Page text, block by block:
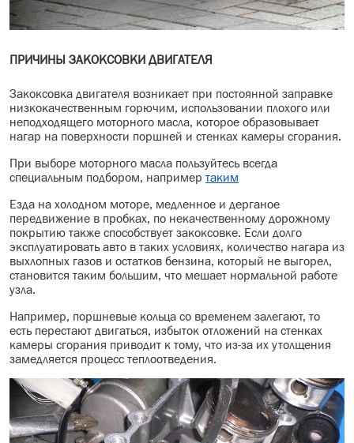
ВСЕ БРЕНДЫ
ПРИЧИНЫ ЗАКОКСОВКИ ДВИГАТЕЛЯ
Закоксовка двигателя возникает при постоянной заправке
низкокачественным горючим, использовании плохого или
неподходящего моторного масла, которое образовывает
нагар на поверхности поршней и стенках камеры сгорания.
При выборе моторного масла пользуйтесь всегда
специальным подбором, например таким
Езда на холодном моторе, медленное и дерганое
передвижение в пробках, по некачественному дорожному
покрытию также способствует закоксовке. Если долго
эксплуатировать авто в таких условиях, количество нагара из
выхлопных газов и остатков бензина, который не выгорел,
становится таким большим, что мешает нормальной работе
узла.
Например, поршневые кольца со временем залегают, то
есть перестают двигаться, избыток отложений на стенках
камеры сгорания приводит к тому, что из-за их утолщения
замедляется процесс теплоотведения.